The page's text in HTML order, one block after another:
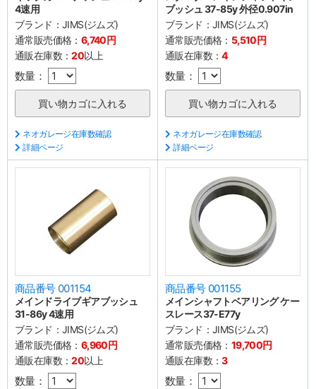
4速用
ブランド： JIMS(ジムズ)
通常販売価格： 6,740円
通販在庫数：20以上
数量：
ネオガレージ在庫数確認
詳細ページ
ブッシュ 37-85y 外径0.907in
ブランド： JIMS(ジムズ)
通常販売価格： 5,510円
通販在庫数：4
数量：
ネオガレージ在庫数確認
詳細ページ
商品番号 001154
メインドライブギアブッシュ
31-86y 4速用
ブランド： JIMS(ジムズ)
通常販売価格： 6,960円
通販在庫数：20以上
数量：
商品番号 001155
メインシャフトベアリング ケー
スレース37-E77y
ブランド： JIMS(ジムズ)
通常販売価格： 19,700円
通販在庫数：3
数量：